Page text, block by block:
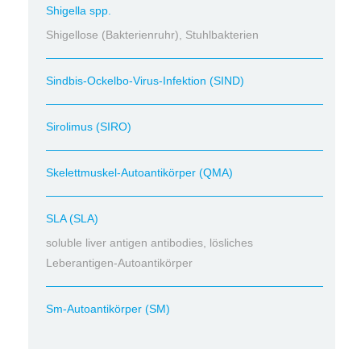
Shigella spp.
Shigellose (Bakterienruhr), Stuhlbakterien
Sindbis-Ockelbo-Virus-Infektion (SIND)
Sirolimus (SIRO)
Skelettmuskel-Autoantikörper (QMA)
SLA (SLA)
soluble liver antigen antibodies, lösliches
Leberantigen-Autoantikörper
Sm-Autoantikörper (SM)